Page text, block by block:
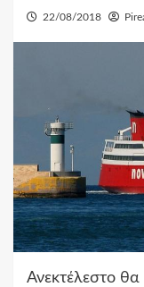
22/08/2018
Ανεκτέλεστο θα